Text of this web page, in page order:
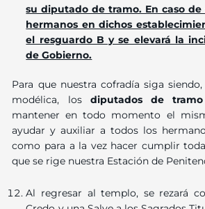
su diputado de tramo. En caso
hermanos en dichos
el resguardo B y se elevará la
de Gobierno.
Para que nuestra cofradía siga
modélica, los diputados de tramo
mantener en todo momento el
ayudar y auxiliar a todos los
como para a la vez hacer cumplir
que se rige nuestra Estación de
Al regresar al templo, se rezará